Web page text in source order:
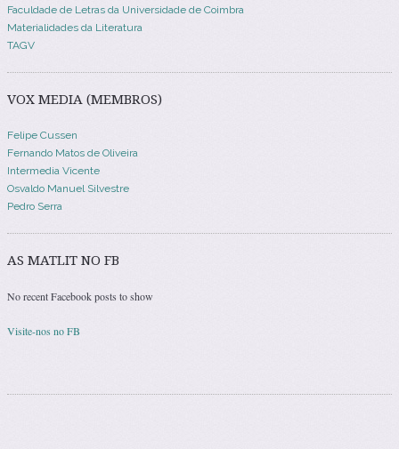
Faculdade de Letras da Universidade de Coimbra
Materialidades da Literatura
TAGV
VOX MEDIA (MEMBROS)
Felipe Cussen
Fernando Matos de Oliveira
Intermedia Vicente
Osvaldo Manuel Silvestre
Pedro Serra
AS MATLIT NO FB
No recent Facebook posts to show
Visite-nos no FB